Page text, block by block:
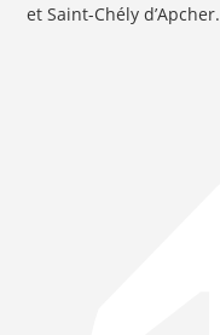
et Saint-Chély d’Apcher.